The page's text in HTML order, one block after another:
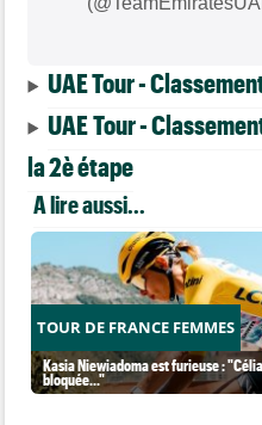
UAE Tour -
UAE Tour -
la 2è étape
A lire aussi...
TOUR DE FRANCE FEMMES
Kasia Niewiadoma est furieuse :
bloquée..."